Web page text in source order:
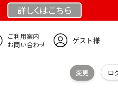
詳しくはこちら
ご利用案内
お問い合わせ
ゲスト様
変更 ロ